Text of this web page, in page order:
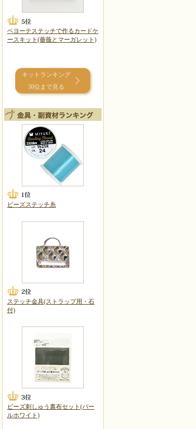
ペヨーテステッチで作るカードケ
ースキット(薔薇とマーガレット)
キットランキング
30位まで見る
ビーズステッチ糸
ステッチ金具(ストラップ用・石
付)
ビーズ刺しゅう裏布セット(パー
ルホワイト)